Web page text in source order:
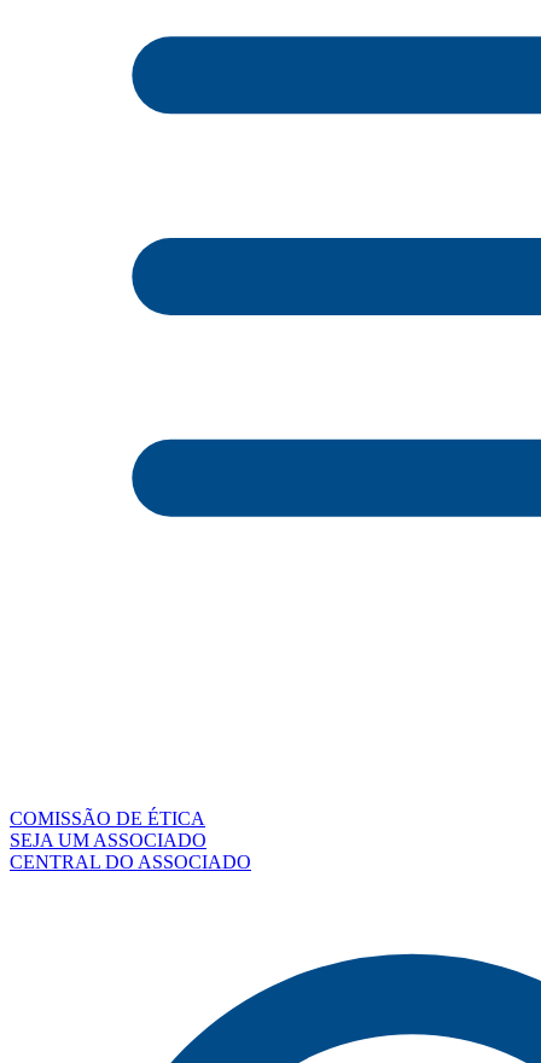
COMISSÃO DE ÉTICA
SEJA UM ASSOCIADO
CENTRAL DO ASSOCIADO